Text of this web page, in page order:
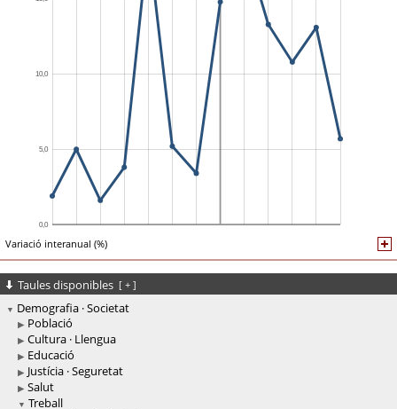
Variació interanual (%)
Taules disponibles [ + ]
Demografia · Societat
Població
Cultura · Llengua
Educació
Justícia · Seguretat
Salut
Treball